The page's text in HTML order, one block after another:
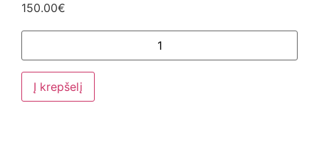
150.00€
Į krepšelį